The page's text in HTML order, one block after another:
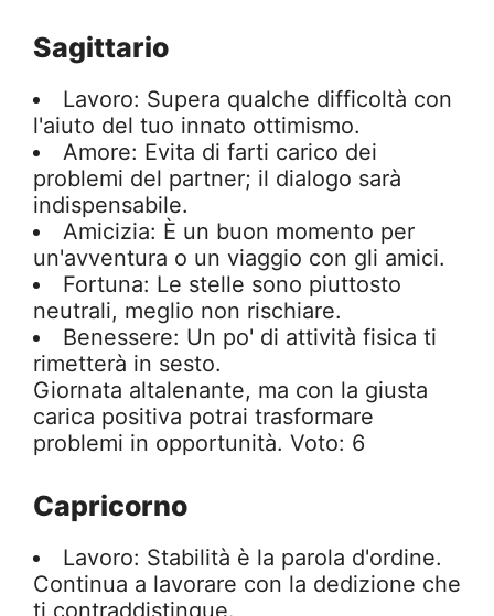
Sagittario
Lavoro: Supera qualche difficoltà con
l'aiuto del tuo innato ottimismo.
Amore: Evita di farti carico dei
problemi del partner; il dialogo sarà
indispensabile.
Amicizia: È un buon momento per
un'avventura o un viaggio con gli amici.
Fortuna: Le stelle sono piuttosto
neutrali, meglio non rischiare.
Benessere: Un po' di attività fisica ti
rimetterà in sesto.
Giornata altalenante, ma con la giusta
carica positiva potrai trasformare
problemi in opportunità. Voto: 6
Capricorno
Lavoro: Stabilità è la parola d'ordine.
Continua a lavorare con la dedizione che
ti contraddistingue.